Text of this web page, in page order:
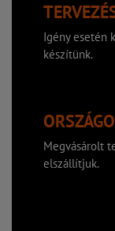
Igény esetén
készítünk.
Megvásárolt
elszállítjuk.